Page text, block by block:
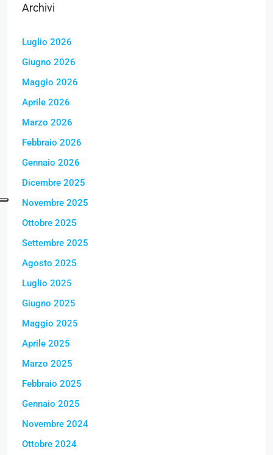
Archivi
Luglio 2026
Giugno 2026
Maggio 2026
Aprile 2026
Marzo 2026
Febbraio 2026
Gennaio 2026
Dicembre 2025
Novembre 2025
Ottobre 2025
Settembre 2025
Agosto 2025
Luglio 2025
Giugno 2025
Maggio 2025
Aprile 2025
Marzo 2025
Febbraio 2025
Gennaio 2025
Novembre 2024
Ottobre 2024